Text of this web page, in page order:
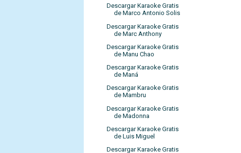
Descargar Karaoke Gratis
de Marco Antonio Solis
Descargar Karaoke Gratis
de Marc Anthony
Descargar Karaoke Gratis
de Manu Chao
Descargar Karaoke Gratis
de Maná
Descargar Karaoke Gratis
de Mambru
Descargar Karaoke Gratis
de Madonna
Descargar Karaoke Gratis
de Luis Miguel
Descargar Karaoke Gratis